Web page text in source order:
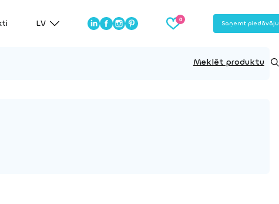
LV Saņemt
Meklēt produktu